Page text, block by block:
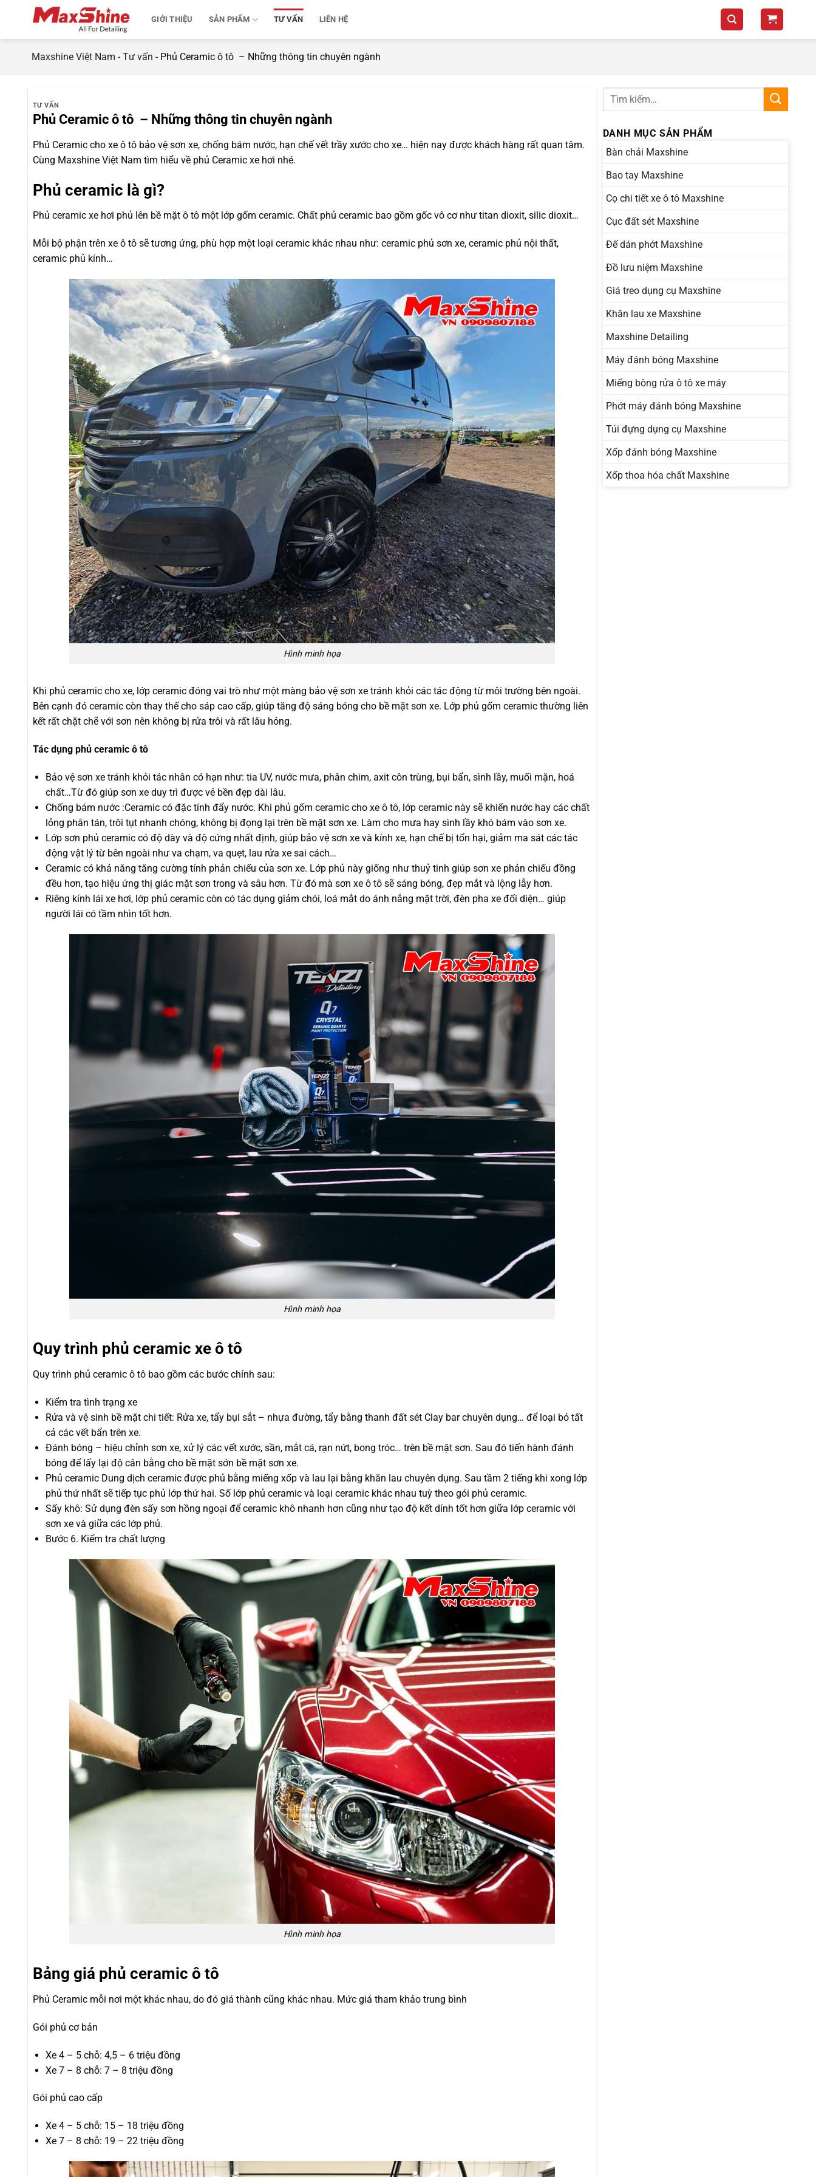
nội
GIỚI THIỆU SẢN PHẨM TƯ VẤN LIÊN HỆ
Maxshine Việt Nam -Tư vấn - Phủ Ceramic ô tô – Những thông tin chuyên ngành
TƯ VẤN
Phủ Ceramic ô tô – Những thông tin chuyên ngành
Phủ Ceramic cho xe ô tô bảo vệ sơn xe, chống bám nước, hạn chế vết trầy xước cho xe… hiện nay được khách hàng rất quan tâm.
Cùng Maxshine Việt Nam tìm hiểu về phủ Ceramic xe hơi nhé.
Phủ ceramic là gì?
Phủ ceramic xe hơi phủ lên bề mặt ô tô một lớp gốm ceramic. Chất phủ ceramic bao gồm gốc vô cơ như titan dioxit, silic dioxit…
Mỗi bộ phận trên xe ô tô sẽ tương ứng, phù hợp một loại ceramic khác nhau như: ceramic phủ sơn xe, ceramic phủ nội thất,
ceramic phủ kính…
Hình minh họa
Khi phủ ceramic cho xe, lớp ceramic đóng vai trò như một màng bảo vệ sơn xe tránh khỏi các tác động từ môi trường bên ngoài.
Bên cạnh đó ceramic còn thay thế cho sáp cao cấp, giúp tăng độ sáng bóng cho bề mặt sơn xe. Lớp phủ gốm ceramic thường liên
kết rất chặt chẽ với sơn nên không bị rửa trôi và rất lâu hỏng.
Tác dụng phủ ceramic ô tô
Bảo vệ sơn xe tránh khỏi tác nhân có hạn như: tia UV, nước mưa, phân chim, axit côn trùng, bụi bẩn, sình lầy, muối mặn, hoá
chất…Từ đó giúp sơn xe duy trì được vẻ bền đẹp dài lâu.
Chống bám nước :Ceramic có đặc tính đẩy nước. Khi phủ gốm ceramic cho xe ô tô, lớp ceramic này sẽ khiến nước hay các chất
lỏng phân tán, trôi tụt nhanh chóng, không bị đọng lại trên bề mặt sơn xe. Làm cho mưa hay sình lầy khó bám vào sơn xe.
Lớp sơn phủ ceramic có độ dày và độ cứng nhất định, giúp bảo vệ sơn xe và kính xe, hạn chế bị tổn hại, giảm ma sát các tác
động vật lý từ bên ngoài như va chạm, va quẹt, lau rửa xe sai cách…
Ceramic có khả năng tăng cường tính phản chiếu của sơn xe. Lớp phủ này giống như thuỷ tinh giúp sơn xe phản chiếu đồng
đều hơn, tạo hiệu ứng thị giác mặt sơn trong và sâu hơn. Từ đó mà sơn xe ô tô sẽ sáng bóng, đẹp mắt và lộng lẫy hơn.
Riêng kính lái xe hơi, lớp phủ ceramic còn có tác dụng giảm chói, loá mắt do ánh nắng mặt trời, đèn pha xe đối diện… giúp
người lái có tầm nhìn tốt hơn.
Hình minh họa
Quy trình phủ ceramic xe ô tô
Quy trình phủ ceramic ô tô bao gồm các bước chính sau:
Kiểm tra tình trạng xe
Rửa và vệ sinh bề mặt chi tiết: Rửa xe, tẩy bụi sắt – nhựa đường, tẩy bằng thanh đất sét Clay bar chuyên dụng… để loại bỏ tất
cả các vết bẩn trên xe.
Đánh bóng – hiệu chỉnh sơn xe, xử lý các vết xước, sần, mắt cá, rạn nứt, bong tróc… trên bề mặt sơn. Sau đó tiến hành đánh
bóng để lấy lại độ cân bằng cho bề mặt sớn bề mặt sơn xe.
Phủ ceramic Dung dịch ceramic được phủ bằng miếng xốp và lau lại bằng khăn lau chuyên dụng. Sau tầm 2 tiếng khi xong lớp
phủ thứ nhất sẽ tiếp tục phủ lớp thứ hai. Số lớp phủ ceramic và loại ceramic khác nhau tuỳ theo gói phủ ceramic.
Sấy khô: Sử dụng đèn sấy sơn hồng ngoại để ceramic khô nhanh hơn cũng như tạo độ kết dính tốt hơn giữa lớp ceramic với
sơn xe và giữa các lớp phủ.
Bước 6. Kiểm tra chất lượng
Hình minh họa
Bảng giá phủ ceramic ô tô
Phủ Ceramic mỗi nơi một khác nhau, do đó giá thành cũng khác nhau. Mức giá tham khảo trung bình
Gói phủ cơ bản
Xe 4 – 5 chỗ: 4,5 – 6 triệu đồng
Xe 7 – 8 chỗ: 7 – 8 triệu đồng
Gói phủ cao cấp
Xe 4 – 5 chỗ: 15 – 18 triệu đồng
Xe 7 – 8 chỗ: 19 – 22 triệu đồng
DANH MỤC SẢN PHẨM
Bàn chải Maxshine
Bao tay Maxshine
Cọ chi tiết xe ô tô Maxshine
Cục đất sét Maxshine
Đế dán phớt Maxshine
Đồ lưu niệm Maxshine
Giá treo dụng cụ Maxshine
Khăn lau xe Maxshine
Maxshine Detailing
Máy đánh bóng Maxshine
Miếng bông rửa ô tô xe máy
Phớt máy đánh bóng Maxshine
Túi đựng dụng cụ Maxshine
Xốp đánh bóng Maxshine
Xốp thoa hóa chất Maxshine